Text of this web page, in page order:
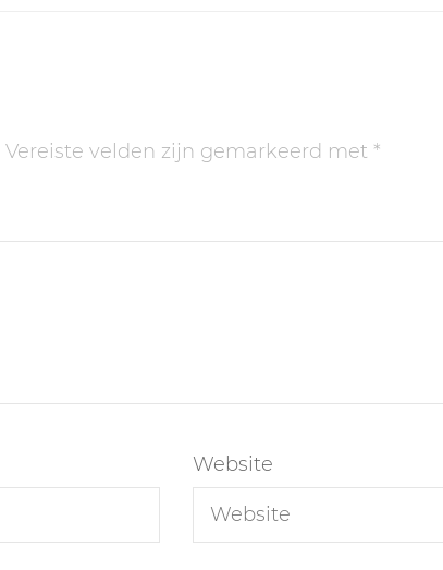
Vereiste velden zijn gemarkeerd met *
Website